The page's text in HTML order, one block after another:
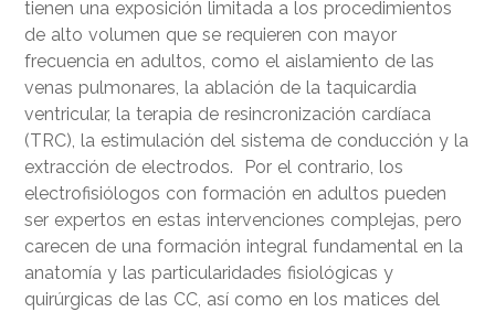
tienen una exposición limitada a los procedimientos
de alto volumen que se requieren con mayor
frecuencia en adultos, como el aislamiento de las
venas pulmonares, la ablación de la taquicardia
ventricular, la terapia de resincronización cardíaca
(TRC), la estimulación del sistema de conducción y la
extracción de electrodos. Por el contrario, los
electrofisiólogos con formación en adultos pueden
ser expertos en estas intervenciones complejas, pero
carecen de una formación integral fundamental en la
anatomía y las particularidades fisiológicas y
quirúrgicas de las CC, así como en los matices del